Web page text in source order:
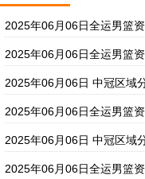
2025年06月06日全运男篮
2025年06月06日全运男篮
2025年06月06日 中冠区域
录像
2025年06月06日全运男篮
2025年06月06日 中冠区域
城 全场录像
2025年06月06日全运男篮